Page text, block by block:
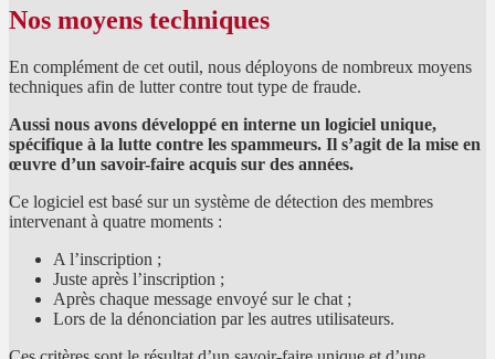
Nos moyens techniques
En complément de cet outil, nous déployons de nombreux moyens
techniques afin de lutter contre tout type de fraude.
Aussi nous avons développé en interne un logiciel unique,
spécifique à la lutte contre les spammeurs. Il s’agit de la mise en
œuvre d’un savoir-faire acquis sur des années.
Ce logiciel est basé sur un système de détection des membres
intervenant à quatre moments :
A l’inscription ;
Juste après l’inscription ;
Après chaque message envoyé sur le chat ;
Lors de la dénonciation par les autres utilisateurs.